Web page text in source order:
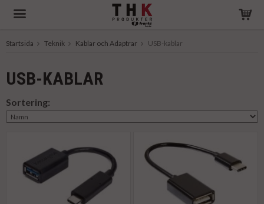
Startsida Teknik Kablar och Adaptrar USB-kablar
USB-KABLAR
Sortering: